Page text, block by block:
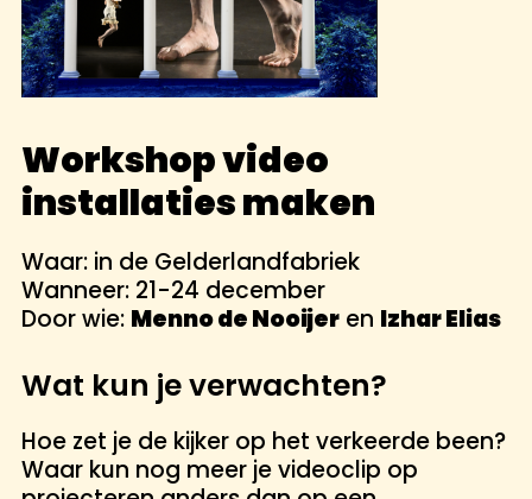
Workshop video
installaties maken
Waar: in de Gelderlandfabriek
Wanneer: 21-24 december
Door wie: Menno de Nooijeren Izhar Elias
Wat kun je verwachten?
Hoe zet je de kijker op het verkeerde been?
Waar kun nog meer je videoclip op